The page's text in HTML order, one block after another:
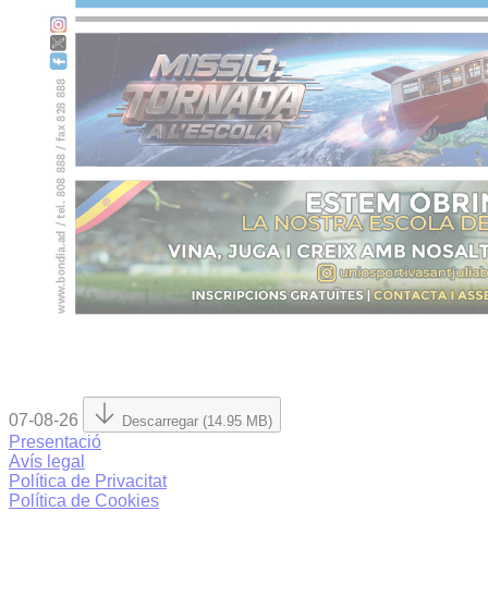
07-08-26 Descarregar (14.95 MB)
Presentació
Avís legal
Política de Privacitat
Política de Cookies